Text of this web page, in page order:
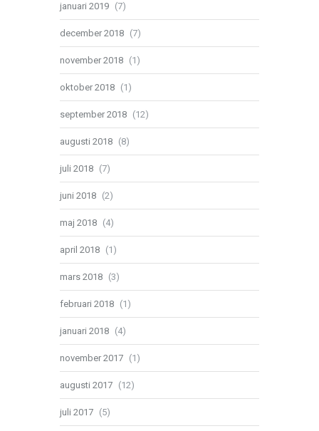
januari 2019 (7)
december 2018 (7)
november 2018 (1)
oktober 2018 (1)
september 2018 (12)
augusti 2018 (8)
juli 2018 (7)
juni 2018 (2)
maj 2018 (4)
april 2018 (1)
mars 2018 (3)
februari 2018 (1)
januari 2018 (4)
november 2017 (1)
augusti 2017 (12)
juli 2017 (5)